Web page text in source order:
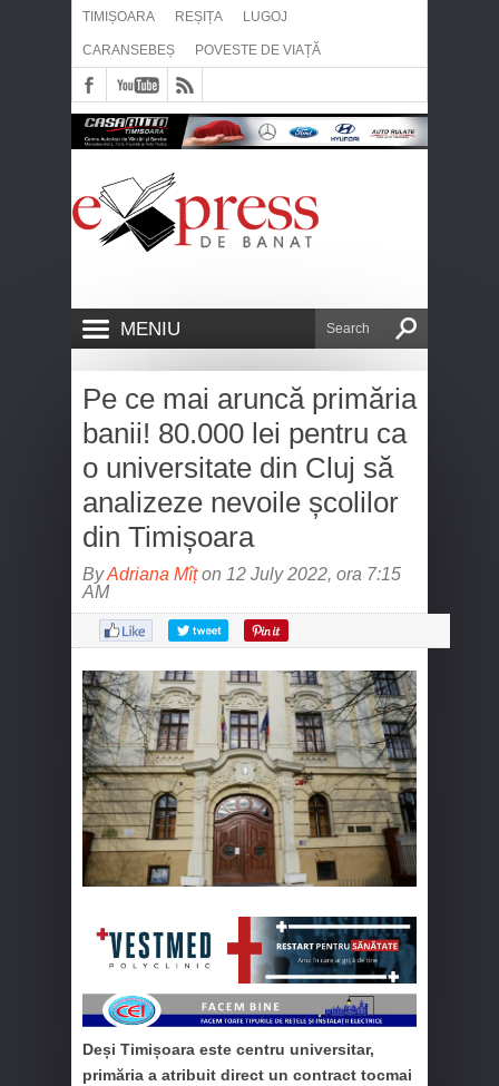
TIMIȘOARA REȘIȚA LUGOJ
CARANSEBEȘ POVESTE DE VIAȚĂ
MENIU
Pe ce mai aruncă primăria
banii! 80.000 lei pentru ca
o universitate din Cluj să
analizeze nevoile școlilor
din Timișoara
ByAdriana Mîțon 12 July 2022, ora 7:15
AM
Deși Timișoara este centru universitar,
primăria a atribuit direct un contract tocmai